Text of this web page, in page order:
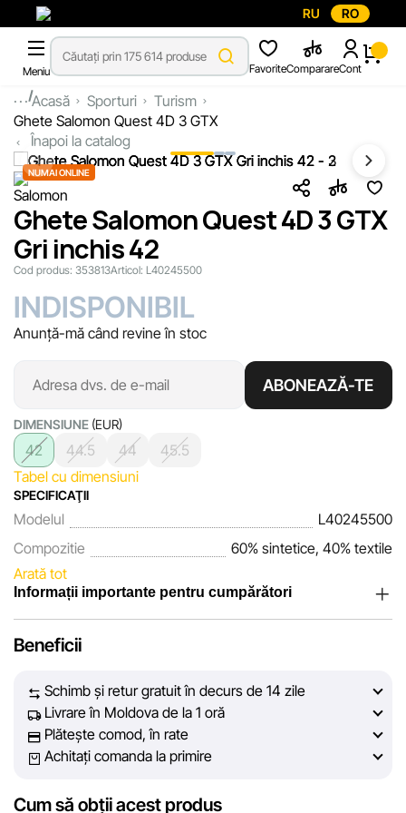
RU RO
Meniu FavoriteComparareCont
...Acasă Sporturi
Turism
Ghete Salomon Quest 4D 3 GTX
Înapoi la catalog
NUMAI ONLINE
Ghete Salomon Quest 4D 3 GTX
Gri inchis 42
Cod produs: 353813Articol: L40245500
INDISPONIBIL
Anunță-mă când revine în stoc
ABONEAZĂ-TE
DIMENSIUNE (EUR)
42 44.5 44
45.5
Tabel cu dimensiuni
SPECIFICAŢII
Modelul
L40245500
Compozitie
60% sintetice, 40% textile
Arată tot
Informații importante pentru cumpărători
încrederea clienților noștri. În fiecare zi depunem eforturi
prezentate pe site să fie cât mai complete, obiective și
actuale. Scopul nostru este să vă oferim informații corecte și
veridice, pentru ca dvs. să puteți lua cea mai bună decizie
de cumpărare.
Cu toate acestea, în ciuda controlului constant, Sportlandia
Beneficii
Schimb și retur gratuit în decurs de 14 zile
Livrare în Moldova de la 1 oră
Plătește comod, în rate
Achitați comanda la primire
Cum să obții acest produs